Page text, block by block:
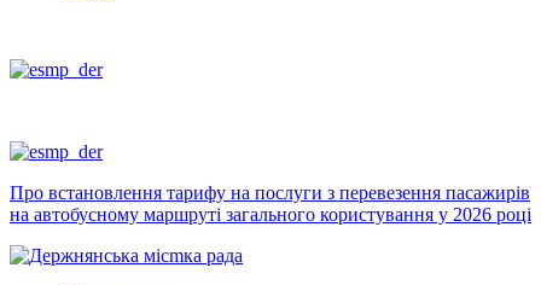
Про встановлення тарифу на послуги з перевезення пасажирів
на автобусному маршруті загального користування у 2026 році